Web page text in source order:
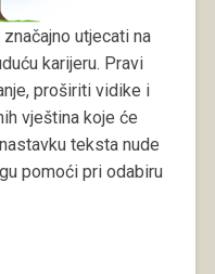
utjecati na
karijeru. Pravi
proširiti vidike i
vještina koje će
teksta nude
pomoći pri odabiru